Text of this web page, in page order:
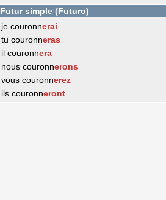
Futur simple (Futuro)
je couronnerai
tu couronneras
il couronnera
nous couronnerons
vous couronnerez
ils couronneront